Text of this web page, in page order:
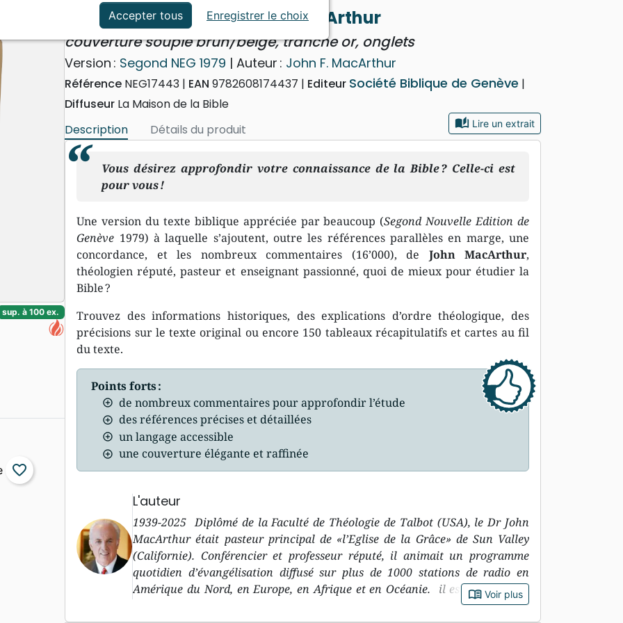
Événements actuels
Bible d'étude Segond NEG MacArthur
couverture souple brun/beige, tranche or, onglets
Version : Segond NEG 1979 | Auteur : John F. MacArthur
Référence NEG17443 EAN 9782608174437 Editeur Société Biblique de Genève
Diffuseur La Maison de la Bible
Description
Détails du produit auto_stories Lire un extrait
Vous désirez approfondir votre connaissance de la Bible ? Celle-ci est
pour vous !
Une version du texte biblique appréciée par beaucoup (Segond Nouvelle Edition de
Genève 1979) à laquelle s’ajoutent, outre les références parallèles en marge, une
concordance, et les nombreux commentaires (16’000), de John MacArthur,
théologien réputé, pasteur et enseignant passionné, quoi de mieux pour étudier la
Bible ?
Trouvez des informations historiques, des explications d’ordre théologique, des
précisions sur le texte original ou encore 150 tableaux récapitulatifs et cartes au fil
du texte.
Points forts :
de nombreux commentaires pour approfondir l’étude
des références précises et détaillées
un langage accessible
une couverture élégante et raffinée
L'auteur
1939-2025 Diplômé de la Faculté de Théologie de Talbot (USA), le Dr John
MacArthur était pasteur principal de «l’Eglise de la Grâce» de Sun Valley
(Californie). Conférencier et professeur réputé, il animait un programme
quotidien d’évangélisation diffusé sur plus de 1000 stations de radio en
Amérique du Nord, en Europe, en Afrique et en Océanie. il est connu pour
ses prises de position parfois très fermes et claires et son désir d’attachement
book_open Voir plus
sup. à 100 ex.
favorite_border
Accepter tous Enregistrer le choix